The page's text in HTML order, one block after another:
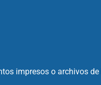
impresos o archivos